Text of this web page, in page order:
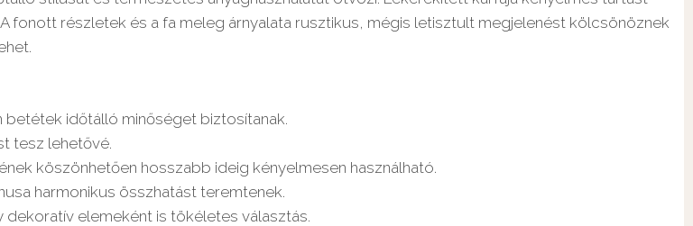
részletek és a fa meleg árnyalata rusztikus, mégis letisztult megjelenést kölcsönöznek
betétek időtálló minőséget biztosítanak.
tesz lehetővé.
köszönhetően hosszabb ideig kényelmesen használható.
harmonikus összhatást teremtenek.
elemeként is tökéletes választás.